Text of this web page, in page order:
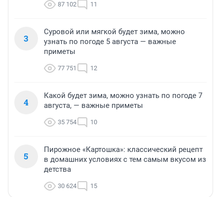
87 102 11
3
Суровой или мягкой будет зима, можно
узнать по погоде 5 августа — важные
приметы
77 751 12
4
Какой будет зима, можно узнать по погоде 7
августа, — важные приметы
35 754 10
5
Пирожное «Картошка»: классический рецепт
в домашних условиях с тем самым вкусом из
детства
30 624 15